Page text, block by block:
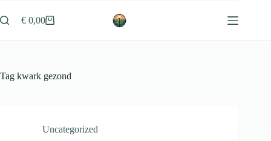
naar
de
Winkelwagen
€ 0,00
Tag kwark gezond
Uncategorized